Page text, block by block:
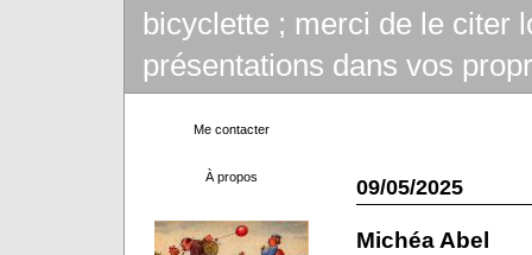
bicyclette ; merci de le citer
présentations dans vos
Me contacter
À propos 09/05/2025
Michéa Abel